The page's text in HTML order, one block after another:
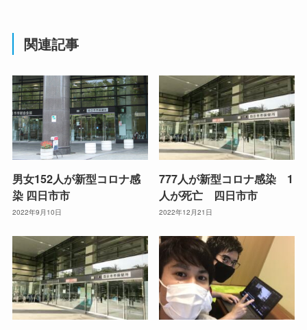
関連記事
男女152人が新型コロナ感
染 四日市市
2022年9月10日
777人が新型コロナ感染 1
人が死亡 四日市市
2022年12月21日